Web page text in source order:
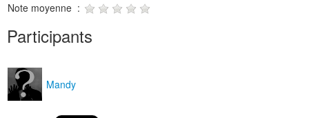
Note moyenne :
Participants
Mandy